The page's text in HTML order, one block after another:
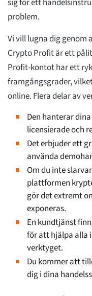
sig för ett
problem.
Vi vill lugna dig
Crypto Profit är ett
Profit-kontot har ett
framgångsgrader,
online. Flera delar av
Den hanterar
licensierade och
Det erbjuder ett
använda
Om du inte
plattformen
gör det extremt
exponeras.
En kundtjänst
för att hjälpa alla
verktyget.
Du kommer att
dig i dina